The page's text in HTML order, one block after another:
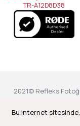
Bu internet sitesinde,
TR-A12D8D38
2021© Refleks